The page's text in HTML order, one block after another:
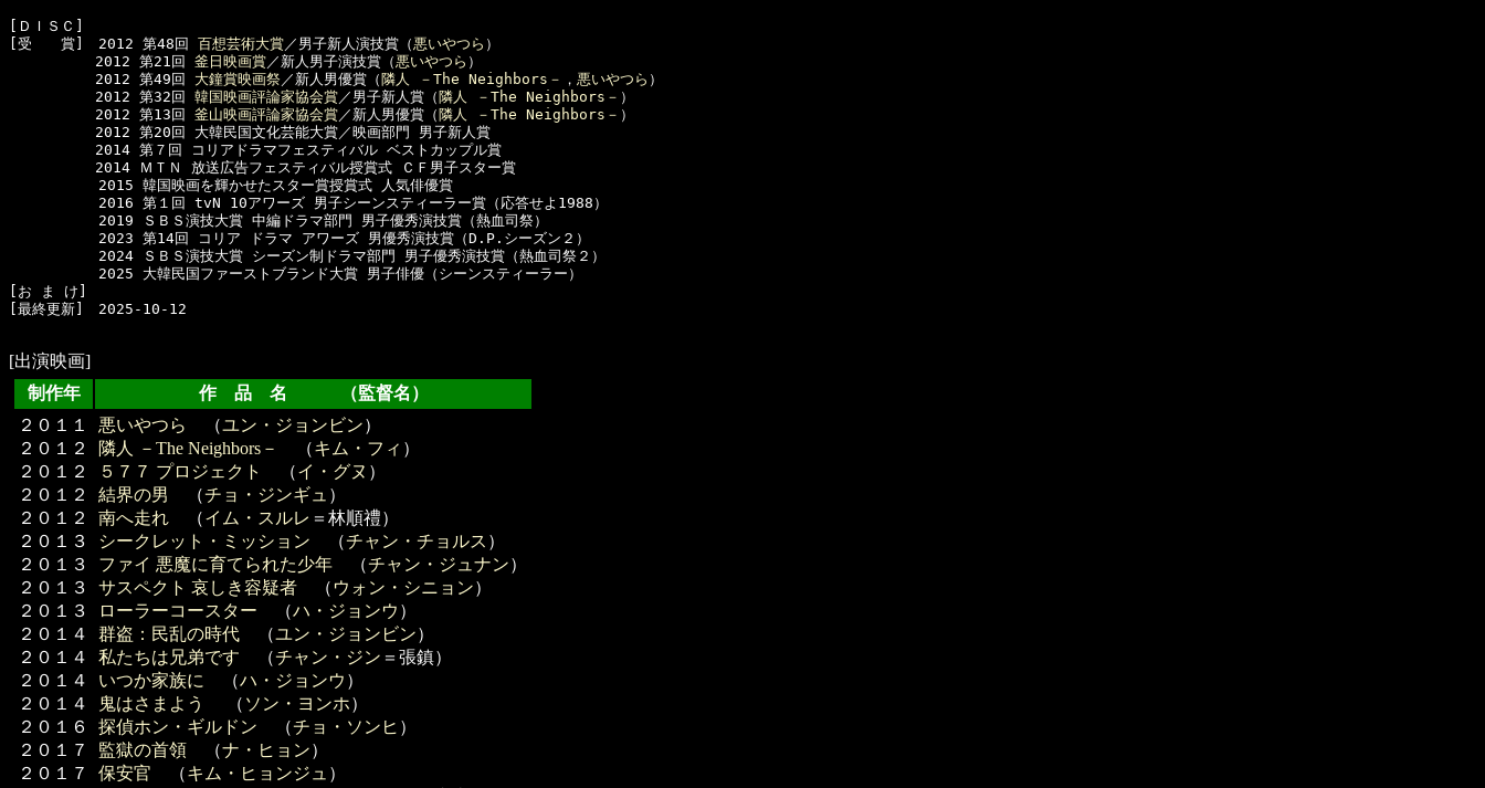
[ＤＩＳＣ]
[受　　賞]　2012 第48回 百想芸術大賞／男子新人演技賞（悪いやつら ）
2012 第21回 釜日映画賞／新人男子演技賞（悪いやつら ）
2012 第49回 大鐘賞映画祭／新人男優賞（ 隣人 －The Neighbors－ ， 悪いやつら ）
2012 第32回 韓国映画評論家協会賞／男子新人賞（ 隣人 －The Neighbors－ ）
2012 第13回 釜山映画評論家協会賞／新人男優賞（ 隣人 －The Neighbors－ ）
2012 第20回 大韓民国文化芸能大賞／映画部門 男子新人賞
2014 第７回 コリアドラマフェスティバル ベストカップル賞
2014 ＭＴＮ 放送広告フェスティバル授賞式 ＣＦ男子スター賞
  　　　　　2015 韓国映画を輝かせたスター賞授賞式 人気俳優賞
  　　　　　2016 第１回 tvN 10アワーズ 男子シーンスティーラー賞（応答せよ1988）
  　　　　　2019 ＳＢＳ演技大賞 中編ドラマ部門 男子優秀演技賞（熱血司祭）
  　　　　　2023 第14回 コリア ドラマ アワーズ 男優秀演技賞（D.P.シーズン２）
  　　　　　2024 ＳＢＳ演技大賞 シーズン制ドラマ部門 男子優秀演技賞（熱血司祭２）
  　　　　　2025 大韓民国ファーストブランド大賞 男子俳優（シーンスティーラー）
[お ま け]
[最終更新]　2025-10-12
[出演映画]
制作年
作 品 名 （監督名）
２０１１
２０１２
２０１２
２０１２
２０１２
２０１３
２０１３
２０１３
２０１３
２０１４
２０１４
２０１４
２０１４
２０１６
２０１７
２０１７
悪いやつら （ユン・ジョンビン）
隣人 －The Neighbors－
（キム・フィ ）
５７７ プロジェクト
（イ・グヌ ）
結界の男
（チョ・ジンギュ ）
南へ走れ （イム・スルレ ＝林順禮）
シークレット・ミッション （チャン・チョルス ）
ファイ 悪魔に育てられた少年 （チャン・ジュナン）
サスペクト 哀しき容疑者 （ ウォン・シニョン）
ローラーコースター （ハ・ジョンウ ）
群盗：民乱の時代 （ユン・ジョンビン）
私たちは兄弟です （チャン・ジン ＝張鎮）
いつか家族に
（ハ・ジョンウ ）
鬼はさまよう
（ ソン・ヨンホ）
探偵ホン・ギルドン （チョ・ソンヒ ）
監獄の首領 （ナ・ヒョン）
保安官 （キム・ヒョンジュ ）